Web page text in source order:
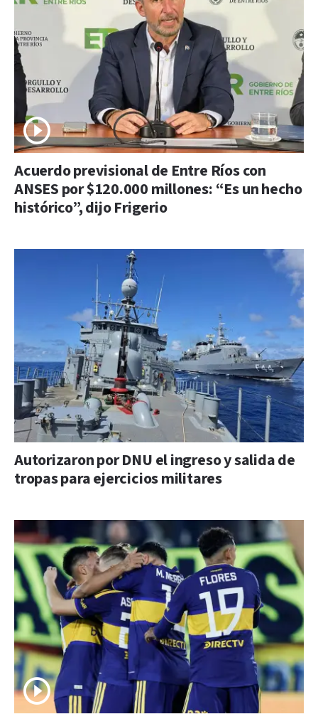
Acuerdo previsional de Entre Ríos con
ANSES por $120.000 millones: “Es un hecho
histórico”, dijo Frigerio
Autorizaron por DNU el ingreso y salida de
tropas para ejercicios militares